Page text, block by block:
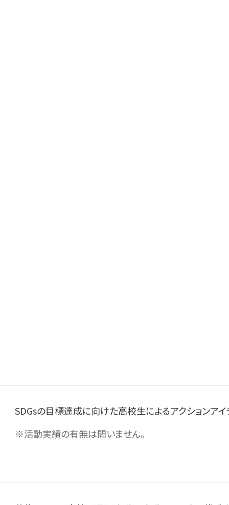
SDGsの目標達成に向けた高校生によるアクションア
※活動実績の有無は問いません。